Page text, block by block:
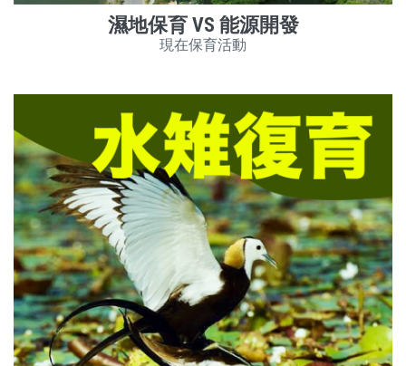
濕地保育 VS 能源開發
現在保育活動